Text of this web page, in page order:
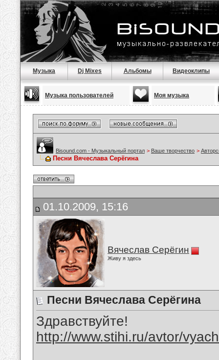
Музыка Dj Mixes Альбомы Видеоклипы
Музыка пользователей Моя музыка
Bisound.com - Музыкальный портал > Ваше творчество >
Песни Вячеслава Серёгина
01.10.2009, 15:16
Вячеслав Серёгин
Живу я здесь
Песни Вячеслава Серёгина
Здравствуйте!
http://www.stihi.ru/avtor/